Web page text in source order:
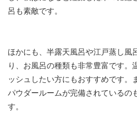
呂も素敵です。
ほかにも、半露天風呂や江戸蒸し風
り、お風呂の種類も非常豊富です。
ッシュしたい方にもおすすめです。
パウダールームが完備されているの
す。